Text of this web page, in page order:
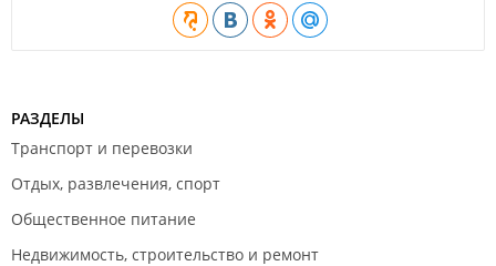
РАЗДЕЛЫ
Транспорт и перевозки
Отдых, развлечения, спорт
Общественное питание
Недвижимость, строительство и ремонт